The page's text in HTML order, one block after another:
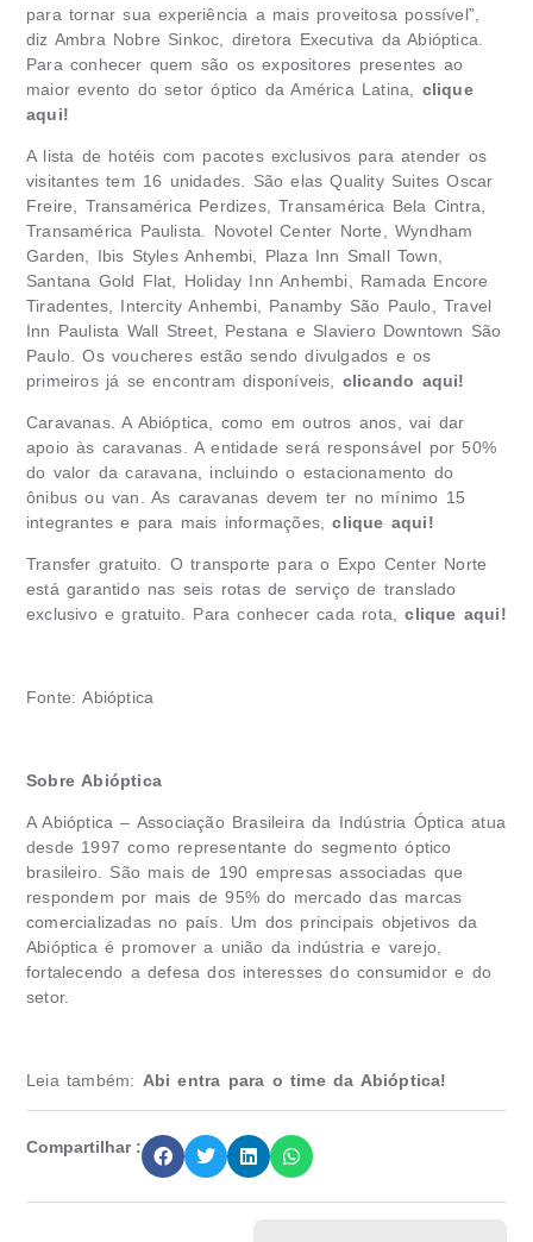
para tornar sua experiência a mais proveitosa possível”,
diz Ambra Nobre Sinkoc, diretora Executiva da Abióptica.
Para conhecer quem são os expositores presentes ao
maior evento do setor óptico da América Latina, clique
aqui!
A lista de hotéis com pacotes exclusivos para atender os
visitantes tem 16 unidades. São elas Quality Suites Oscar
Freire, Transamérica Perdizes, Transamérica Bela Cintra,
Transamérica Paulista. Novotel Center Norte, Wyndham
Garden, Ibis Styles Anhembi, Plaza Inn Small Town,
Santana Gold Flat, Holiday Inn Anhembi, Ramada Encore
Tiradentes, Intercity Anhembi, Panamby São Paulo, Travel
Inn Paulista Wall Street, Pestana e Slaviero Downtown São
Paulo. Os voucheres estão sendo divulgados e os
primeiros já se encontram disponíveis, clicando aqui!
Caravanas. A Abióptica, como em outros anos, vai dar
apoio às caravanas. A entidade será responsável por 50%
do valor da caravana, incluindo o estacionamento do
ônibus ou van. As caravanas devem ter no mínimo 15
integrantes e para mais informações,clique aqui!
Transfer gratuito. O transporte para o Expo Center Norte
está garantido nas seis rotas de serviço de translado
exclusivo e gratuito. Para conhecer cada rota,clique aqui!
Fonte: Abióptica
Sobre Abióptica
A Abióptica – Associação Brasileira da Indústria Óptica atua
desde 1997 como representante do segmento óptico
brasileiro. São mais de 190 empresas associadas que
respondem por mais de 95% do mercado das marcas
comercializadas no país. Um dos principais objetivos da
Abióptica é promover a união da indústria e varejo,
fortalecendo a defesa dos interesses do consumidor e do
setor.
Leia também: Abi entra para o time da Abióptica!
Compartilhar :